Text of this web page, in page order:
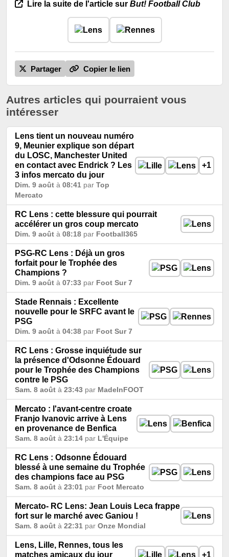
Lire la suite de l'article sur But! Football Club
Partager Copier le lien
Autres articles qui pourraient vous
intéresser
Lens tient un nouveau numéro
9, Meunier explique son départ
du LOSC, Manchester United
en contact avec Endrick ? Les
3 infos mercato du jour
Dim. 9 août à 08:41 par Top
Mercato
+1
RC Lens : cette blessure qui pourrait
accélérer un gros coup mercato
Dim. 9 août à 08:18 par Football365
PSG-RC Lens : Déjà un gros
forfait pour le Trophée des
Champions ?
Dim. 9 août à 07:33 par Foot Sur 7
Stade Rennais : Excellente
nouvelle pour le SRFC avant le
PSG
Dim. 9 août à 04:38 par Foot Sur 7
RC Lens : Grosse inquiétude sur
la présence d'Odsonne Édouard
pour le Trophée des Champions
contre le PSG
Sam. 8 août à 23:43 par MadeInFOOT
Mercato : l'avant-centre croate
Franjo Ivanovic arrive à Lens
en provenance de Benfica
Sam. 8 août à 23:14 par L'Équipe
RC Lens : Odsonne Édouard
blessé à une semaine du Trophée
des champions face au PSG
Sam. 8 août à 23:01 par Foot Mercato
Mercato- RC Lens: Jean Louis Leca frappe
fort sur le marché avec Ganiou !
Sam. 8 août à 22:31 par Onze Mondial
Lens, Lille, Rennes, tous les
matches amicaux du jour
+1